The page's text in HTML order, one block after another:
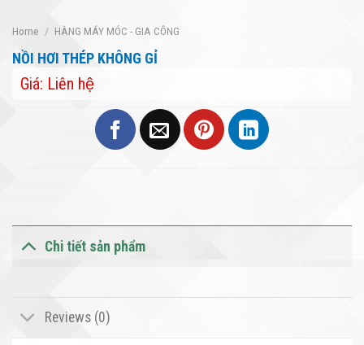
Home / HÀNG MÁY MÓC - GIA CÔNG
NỒI HƠI THÉP KHÔNG GỈ
Giá: Liên hệ
Chi tiết sản phẩm
Reviews (0)